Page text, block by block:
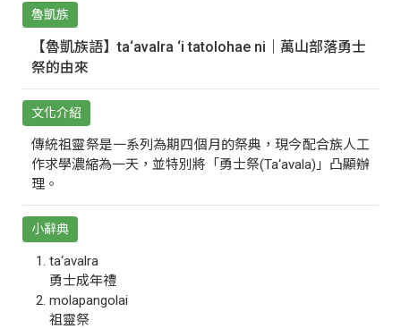
魯凱族
【魯凱族語】ta‘avalra ‘i tatolohae ni｜萬山部落勇士
祭的由來
文化介紹
傳統祖靈祭是一系列為期四個月的祭典，現今配合族人工
作求學濃縮為一天，並特別將「勇士祭(Ta‘avala)」凸顯辦
理。
小辭典
ta‘avalra
勇士成年禮
molapangolai
祖靈祭